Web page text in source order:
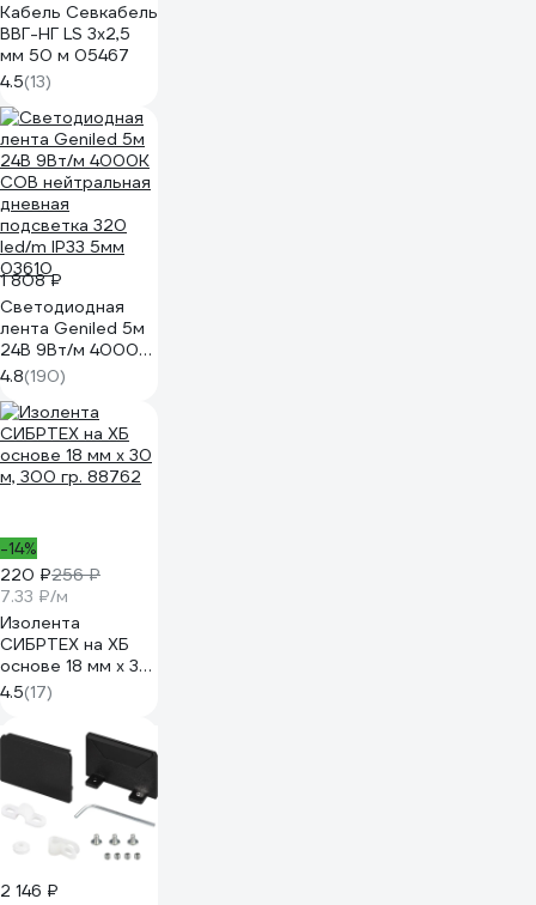
Кабель Севкабель
ВВГ-НГ LS 3х2,5
мм 50 м 05467
4.5(13)
1 808 ₽
Светодиодная
лента Geniled 5м
24В 9Вт/м 4000К
COB нейтральная
дневная
подсветка 320
led/m IP33 5мм
03610
4.8(190)
-14%
220 ₽256 ₽
7.33 ₽/м
Изолента
СИБРТЕХ на ХБ
основе 18 мм х 30
м, 300 гр. 88762
4.5(17)
2 146 ₽